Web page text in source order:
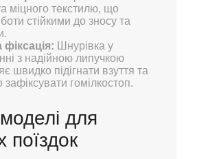
міцного текстилю, що
стійкими до зносу та
Шнурівка у
з надійною липучкою
швидко підігнати взуття та
зафіксувати гомілкостоп.
для
поїздок